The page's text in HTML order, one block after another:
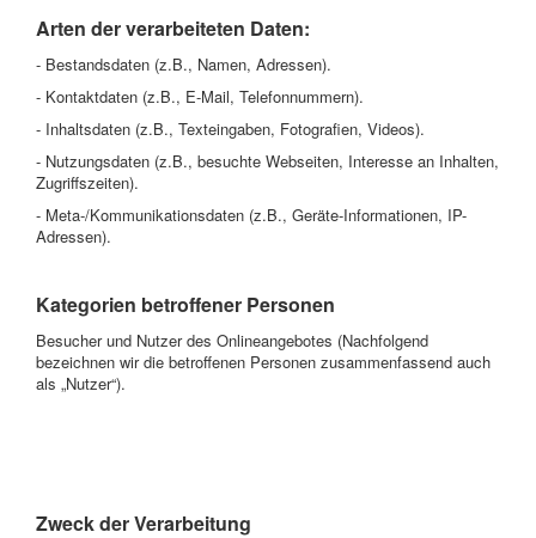
Arten der verarbeiteten Daten:
- Bestandsdaten (z.B., Namen, Adressen).
- Kontaktdaten (z.B., E-Mail, Telefonnummern).
- Inhaltsdaten (z.B., Texteingaben, Fotografien, Videos).
- Nutzungsdaten (z.B., besuchte Webseiten, Interesse an Inhalten,
Zugriffszeiten).
- Meta-/Kommunikationsdaten (z.B., Geräte-Informationen, IP-
Adressen).
Kategorien betroffener Personen
Besucher und Nutzer des Onlineangebotes (Nachfolgend
bezeichnen wir die betroffenen Personen zusammenfassend auch
als „Nutzer“).
Zweck der Verarbeitung